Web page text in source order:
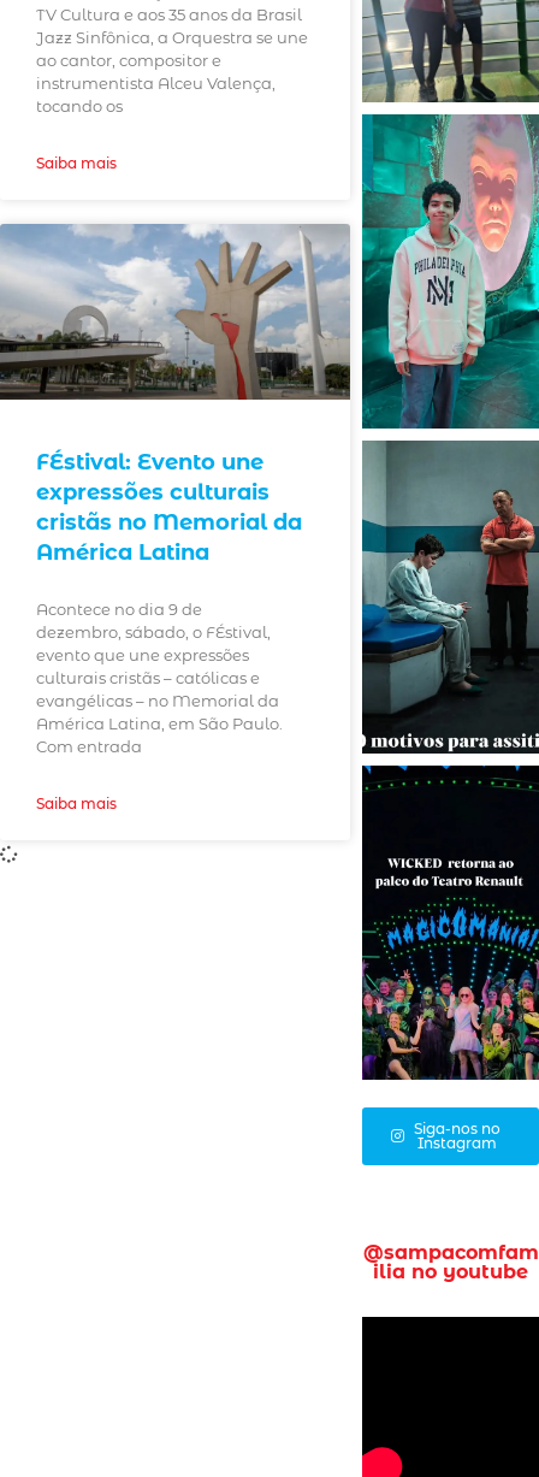
TV Cultura e aos 35 anos da Brasil
Jazz Sinfônica, a Orquestra se une
ao cantor, compositor e
instrumentista Alceu Valença,
tocando os
Saiba mais
FÉstival: Evento une
expressões culturais
cristãs no Memorial da
América Latina
Acontece no dia 9 de
dezembro, sábado, o FÉstival,
evento que une expressões
culturais cristãs – católicas e
evangélicas – no Memorial da
América Latina, em São Paulo.
Com entrada
Saiba mais
Siga-nos no
Instagram
@sampacomfam
ilia no youtube